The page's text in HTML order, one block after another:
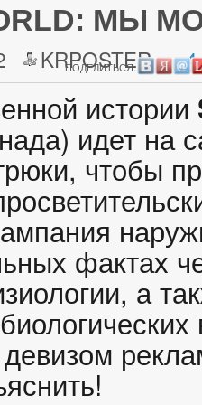
МЫ
KRPOSTER
ПОДЕЛИТЬСЯ:
истории
идет на
чтобы
фактах
а